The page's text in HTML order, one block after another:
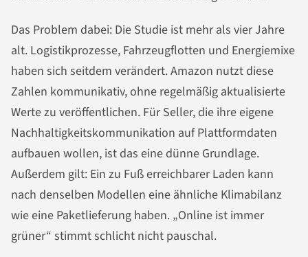
Das Problem dabei: Die Studie ist mehr als vier Jahre
alt. Logistikprozesse, Fahrzeugflotten und Energiemixe
haben sich seitdem verändert. Amazon nutzt diese
Zahlen kommunikativ, ohne regelmäßig aktualisierte
Werte zu veröffentlichen. Für Seller, die ihre eigene
Nachhaltigkeitskommunikation auf Plattformdaten
aufbauen wollen, ist das eine dünne Grundlage.
Außerdem gilt: Ein zu Fuß erreichbarer Laden kann
nach denselben Modellen eine ähnliche Klimabilanz
wie eine Paketlieferung haben. „Online ist immer
grüner“ stimmt schlicht nicht pauschal.